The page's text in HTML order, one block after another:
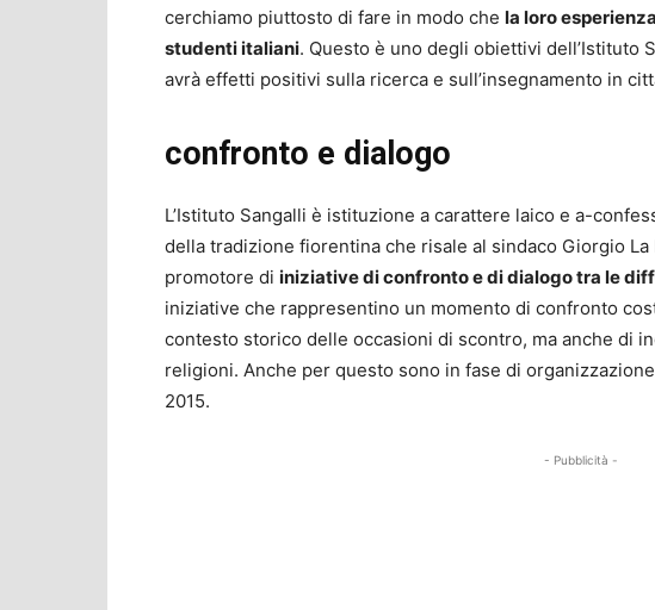
cerchiamo piuttosto di fare in modo che la loro
studenti italiani. Questo è uno degli obiettivi dell’Istituto
avrà effetti positivi sulla ricerca e sull’insegnamento in
confronto e dialogo
L’Istituto Sangalli è istituzione a carattere laico e a-
della tradizione fiorentina che risale al sindaco Giorgio La
promotore di iniziative di confronto e di dialogo tra le
iniziative che rappresentino un momento di confronto
contesto storico delle occasioni di scontro, ma anche di
religioni. Anche per questo sono in fase di
2015.
- Pubblicità -